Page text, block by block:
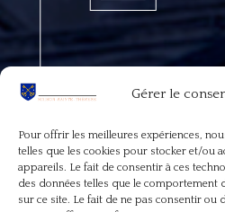
Gérer le
Pour offrir les meilleures expériences,
telles que les cookies pour stocker et/ou
appareils. Le fait de consentir à ces
des données telles que le comportement
sur ce site. Le fait de ne pas consentir ou